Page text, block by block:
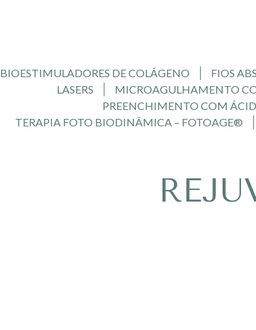
BIOESTIMULADORES DE COLÁGENO FIOS
LASERS
MICROAGULHAMENTO
PREENCHIMENTO COM
TERAPIA FOTO BIODINÂMICA – FOTOAGE®